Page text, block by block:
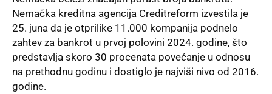
Nemačka kreditna agencija Creditreform izvestila je
25. juna da je otprilike 11.000 kompanija podnelo
zahtev za bankrot u prvoj polovini 2024. godine, što
predstavlja skoro 30 procenata povećanje u odnosu
na prethodnu godinu i dostiglo je najviši nivo od 2016.
godine.